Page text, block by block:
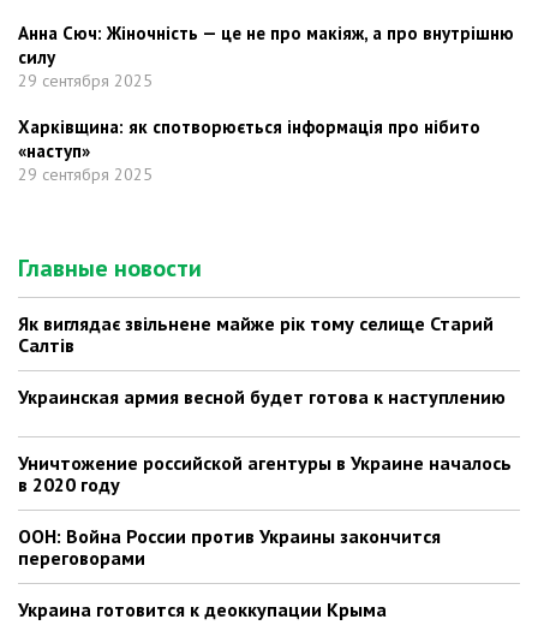
Анна Сюч: Жіночність — це не про макіяж, а про внутрішню
силу
29 сентября 2025
Харківщина: як спотворюється інформація про нібито
«наступ»
29 сентября 2025
Главные новости
Як виглядає звільнене майже рік тому селище Старий
Салтів
Украинская армия весной будет готова к наступлению
Уничтожение российской агентуры в Украине началось
в 2020 году
ООН: Война России против Украины закончится
переговорами
Украина готовится к деоккупации Крыма